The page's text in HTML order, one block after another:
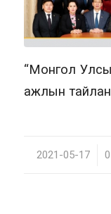
“Монгол
ажлын
2021-05-17
/